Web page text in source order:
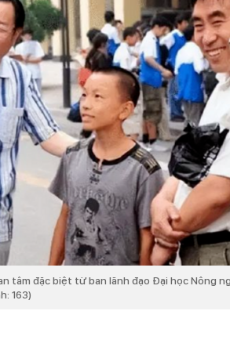
tâm đặc biệt từ ban lãnh đạo Đại học Nông
163)